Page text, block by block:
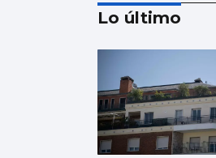
EEUU ve
llegar a un
inminente
Lo último